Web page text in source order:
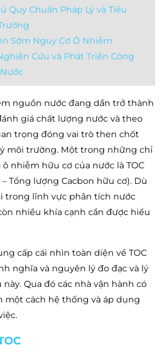
Quy Chuẩn Pháp Lý và Tiêu
Sớm Nguy Cơ Ô Nhiễm
Cứu và Phát Triển Công
nguồn nước đang dần trở thành
giá chất lượng nước và theo
trọng đóng vai trò then chốt
môi trường. Một trong những chỉ
nhiễm hữu cơ của nước là TOC
Tổng lượng Cacbon hữu cơ). Dù
trong lĩnh vực phân tích nước
nhiều khía cạnh cần được hiểu
cấp cái nhìn toàn diện về TOC
nghĩa và nguyên lý đo đạc và lý
Qua đó các nhà vận hành có
cách hệ thống và áp dụng